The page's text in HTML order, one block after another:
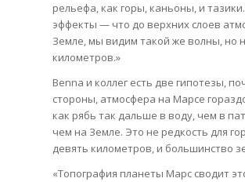
рельефа, как горы, каньоны, и
эффекты — что до верхних слоев
Земле, мы видим такой же волны, но
километров.»
Benna и коллег есть две гипотезы,
стороны, атмосфера на Марсе
как рябь так дальше в воду, чем в
чем на Земле. Это не редкость для
девять километров, и большинство
«Топография планеты Марс сводит